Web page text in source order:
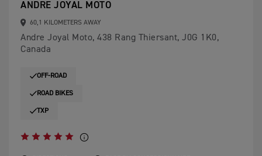
ANDRE JOYAL MOTO
60,1 KILOMETERS AWAY
Andre Joyal Moto, 438 Rang Thiersant, J0G 1K0,
Canada
OFF-ROAD
ROAD BIKES
TXP